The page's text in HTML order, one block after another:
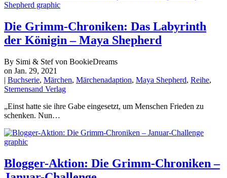
Die Grimm-Chroniken: Das Labyrinth
der Königin – Maya Shepherd
By Simi & Stef von BookieDreams
on Jan. 29, 2021
| Buchserie, Märchen, Märchenadaption, Maya Shepherd, Reihe,
Sternensand Verlag
„Einst hatte sie ihre Gabe eingesetzt, um Menschen Frieden zu
schenken. Nun…
Blogger-Aktion: Die Grimm-Chroniken –